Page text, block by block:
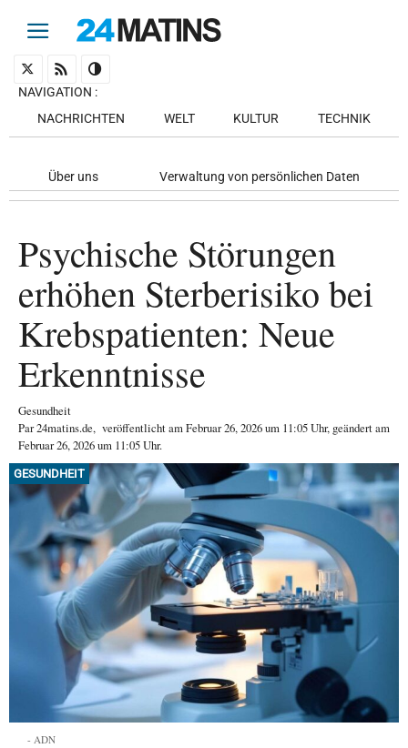
NAVIGATION :
NACHRICHTEN
WELT KULTUR TECHNIK
Über uns Verwaltung von persönlichen Daten
Psychische Störungen
erhöhen Sterberisiko bei
Krebspatienten: Neue
Erkenntnisse
Gesundheit
Par24matins.de, veröffentlicht amFebruar 26, 2026um 11:05 Uhr, geändert am
Februar 26, 2026 um 11:05 Uhr.
GESUNDHEIT
ADN